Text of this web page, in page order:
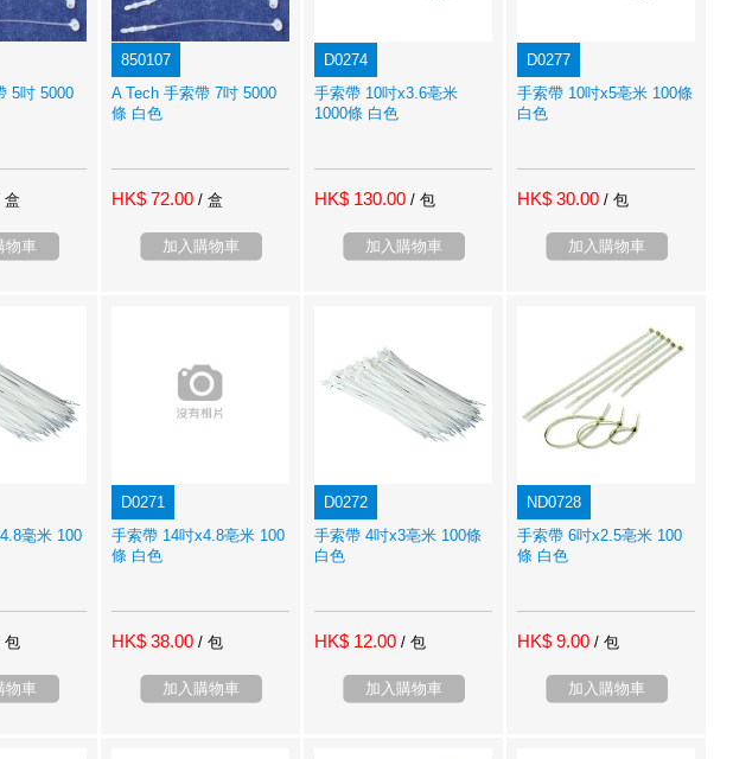
5吋 5000
盒
物車
850107
A Tech 手索帶 7吋 5000
條 白色
HK$ 72.00 / 盒
加入購物車
D0274
手索帶 10吋x3.6亳米
1000條 白色
HK$ 130.00 / 包
加入購物車
D0277
手索帶 10吋x5亳米 100條
白色
HK$ 30.00 / 包
加入購物車
毫米 100
包
物車
D0271
手索帶 14吋x4.8亳米 100
條 白色
HK$ 38.00 / 包
加入購物車
D0272
手索帶 4吋x3亳米 100條
白色
HK$ 12.00 / 包
加入購物車
ND0728
手索帶 6吋x2.5亳米 100
條 白色
HK$ 9.00 / 包
加入購物車